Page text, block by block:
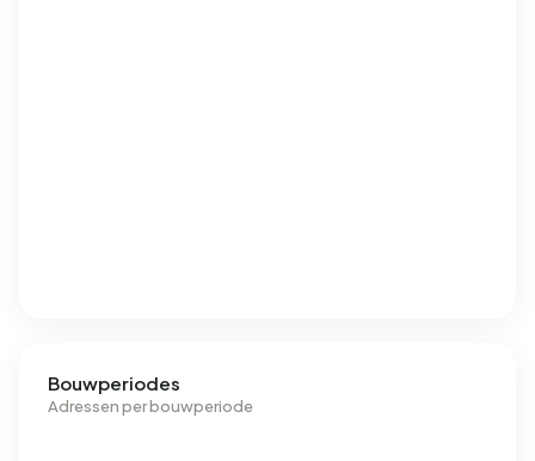
Bouwperiodes
Adressen per bouwperiode